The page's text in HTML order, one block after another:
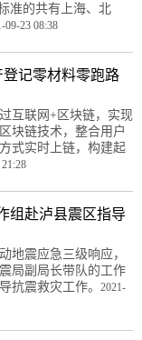
准的共有上海、北
09-23 08:38
记零材料零跑路
互联网+区块链，实现
块链技术，整合用户
式实时上链，构建起
组赴泸县震区指导
地震应急三级响应，
局副局长带队的工作
抗震救灾工作。 2021-